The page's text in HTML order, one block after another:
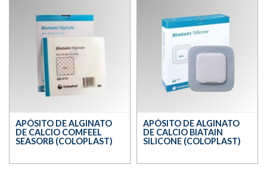
APÓSITO DE ALGINATO
DE CALCIO COMFEEL
SEASORB (COLOPLAST)
APÓSITO DE ALGINATO
DE CALCIO BIATAIN
SILICONE (COLOPLAST)